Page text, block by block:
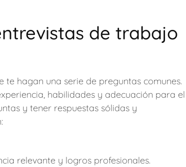
de trabajo
hagan una serie de preguntas comunes.
habilidades y adecuación para el
y tener respuestas sólidas y
relevante y logros profesionales.